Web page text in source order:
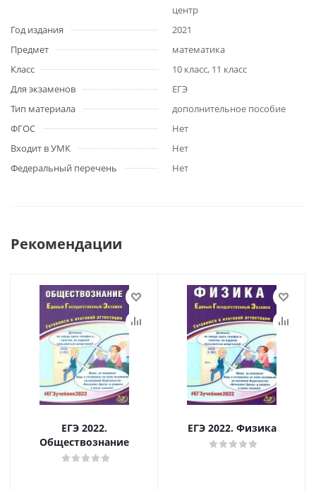
центр
Год издания
2021
Предмет
математика
Класс
10 класс, 11 класс
Для экзаменов
ЕГЭ
Тип материала
дополнительное пособие
ФГОС
Нет
Входит в УМК
Нет
Федеральный перечень
Нет
Рекомендации
ЕГЭ 2022.
Обществознание
ЕГЭ 2022. Физика